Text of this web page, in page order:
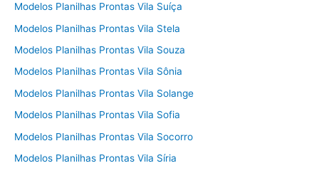
Modelos Planilhas Prontas Vila Suíça
Modelos Planilhas Prontas Vila Stela
Modelos Planilhas Prontas Vila Souza
Modelos Planilhas Prontas Vila Sônia
Modelos Planilhas Prontas Vila Solange
Modelos Planilhas Prontas Vila Sofia
Modelos Planilhas Prontas Vila Socorro
Modelos Planilhas Prontas Vila Síria